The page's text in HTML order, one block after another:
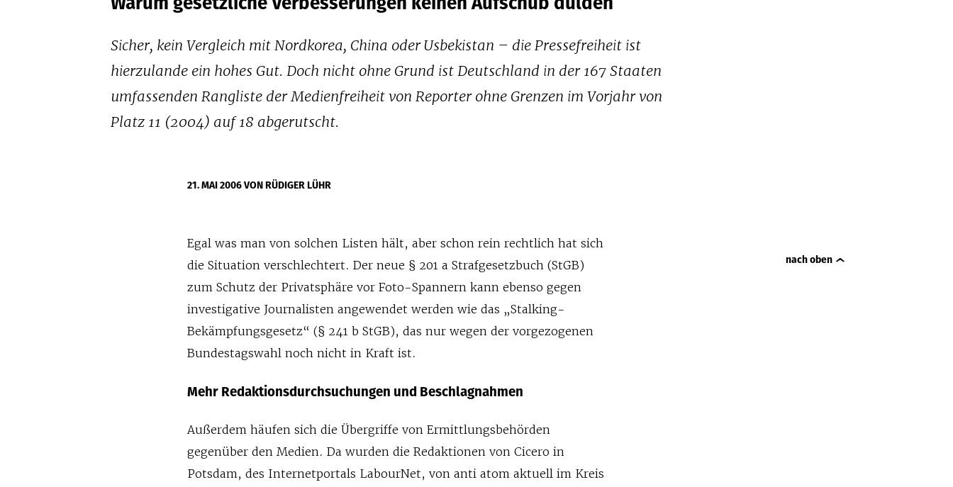
Sicher, kein Vergleich mit Nordkorea, China oder Usbekistan – die Pressefreiheit ist
hierzulande ein hohes Gut. Doch nicht ohne Grund ist Deutschland in der 167 Staaten
umfassenden Rangliste der Medienfreiheit von Reporter ohne Grenzen im Vorjahr von
Platz 11 (2004) auf 18 abgerutscht.
21. MAI 2006VON RÜDIGER LÜHR
Egal was man von solchen Listen hält, aber schon rein rechtlich hat sich
die Situation verschlechtert. Der neue § 201 a Strafgesetzbuch (StGB)
zum Schutz der Privatsphäre vor Foto-Spannern kann ebenso gegen
investigative Journalisten angewendet werden wie das „Stalking-
Bekämpfungsgesetz“ (§ 241 b StGB), das nur wegen der vorgezogenen
Bundestagswahl noch nicht in Kraft ist.
Mehr Redaktionsdurchsuchungen und Beschlagnahmen
Außerdem häufen sich die Übergriffe von Ermittlungsbehörden
gegenüber den Medien. Da wurden die Redaktionen von Cicero in
Potsdam, des Internetportals LabourNet, von anti atom aktuell im Kreis
nach oben